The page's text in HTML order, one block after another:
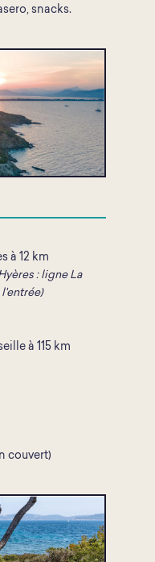
snacks.
à 12 km
: ligne La
à 115 km
couvert)